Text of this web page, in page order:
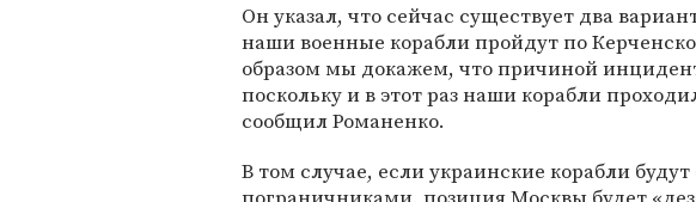
Он указал, что сейчас существует два
наши военные корабли пройдут по
образом мы докажем, что причиной
поскольку и в этот раз наши корабли
сообщил Романенко.
В том случае, если украинские корабли